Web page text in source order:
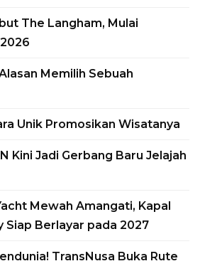
The Langham, Mulai
Memilih Sebuah
Unik Promosikan Wisatanya
Kini Jadi Gerbang Baru Jelajah
Mewah Amangati, Kapal
Siap Berlayar pada 2027
TransNusa Buka Rute
di AXN
Baru
31, July, 2026
semakin menyadari
konvensional. Inilah
lahirnya AXN
Sarawak, serial